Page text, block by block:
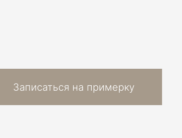
Записаться на примерку